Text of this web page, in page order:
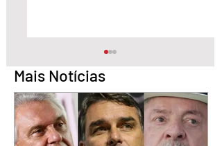
Mais Notícias